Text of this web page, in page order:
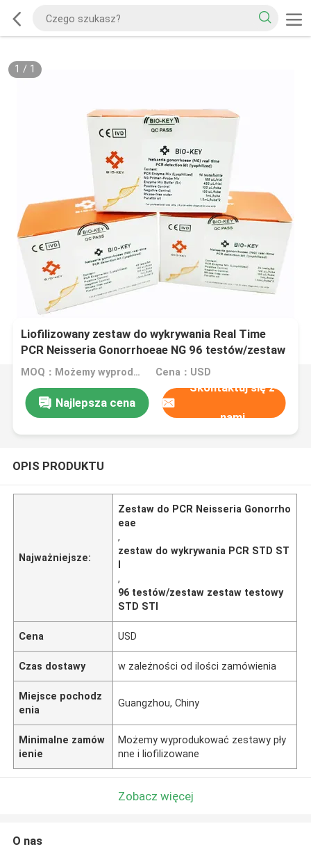
1 / 1
Liofilizowany zestaw do wykrywania Real Time
PCR Neisseria Gonorrhoeae NG 96 testów/zestaw
MOQ：Możemy wyprodukować zestawy płynne i liofilizowane Cena：USD
Najlepsza cena
Skontaktuj się z
nami
OPIS PRODUKTU
Najważniejsze:
Zestaw do PCR Neisseria Gonorrho
eae
,
zestaw do wykrywania PCR STD ST
I
,
96 testów/zestaw zestaw testowy
STD STI
Cena USD
Czas dostawy w zależności od ilości zamówienia
Miejsce pochodz
enia
Guangzhou, Chiny
Minimalne zamów
ienie
Możemy wyprodukować zestawy pły
nne i liofilizowane
Zobacz więcej
O nas